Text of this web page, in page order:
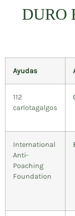
DURO
Ayudas
112
carlotagalgos
International
Anti-
Poaching
Foundation